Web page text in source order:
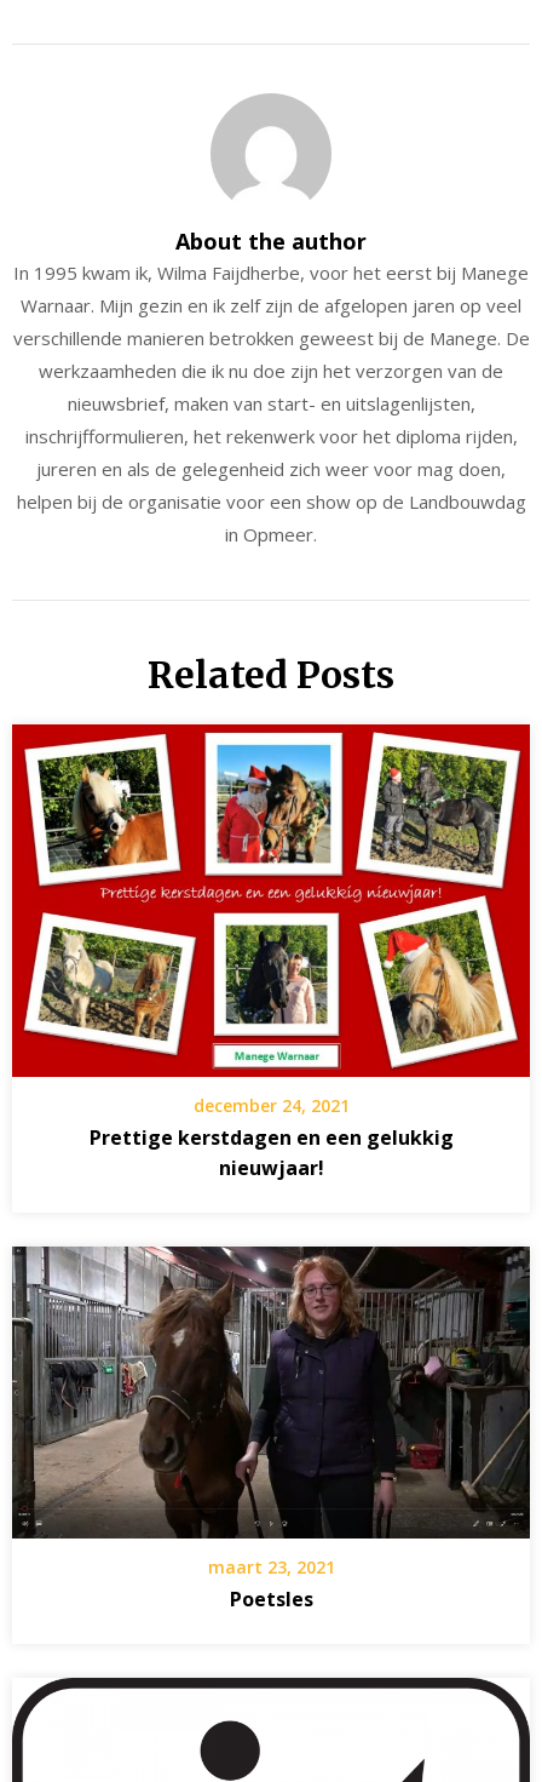
About the author
In 1995 kwam ik, Wilma Faijdherbe, voor het eerst bij Manege
Warnaar. Mijn gezin en ik zelf zijn de afgelopen jaren op veel
verschillende manieren betrokken geweest bij de Manege. De
werkzaamheden die ik nu doe zijn het verzorgen van de
nieuwsbrief, maken van start- en uitslagenlijsten,
inschrijfformulieren, het rekenwerk voor het diploma rijden,
jureren en als de gelegenheid zich weer voor mag doen,
helpen bij de organisatie voor een show op de Landbouwdag
in Opmeer.
Related Posts
december 24, 2021
Prettige kerstdagen en een gelukkig
nieuwjaar!
maart 23, 2021
Poetsles